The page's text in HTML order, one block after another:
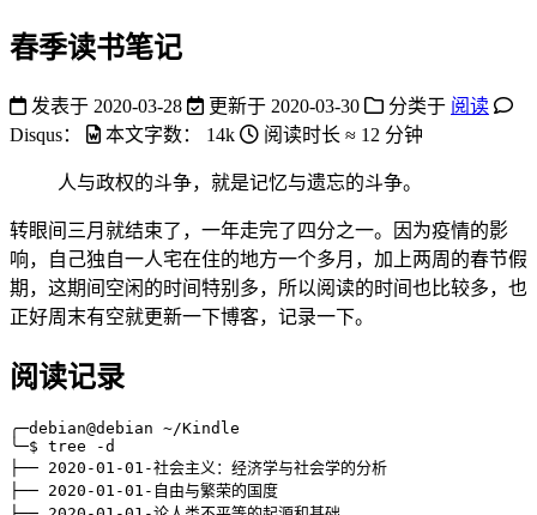
春季读书笔记
发表于 2020-03-28 更新于 2020-03-30 分类于 阅读
Disqus：
本文字数： 14k 阅读时长 ≈ 12 分钟
人与政权的斗争，就是记忆与遗忘的斗争。
转眼间三月就结束了，一年走完了四分之一。因为疫情的影
响，自己独自一人宅在住的地方一个多月，加上两周的春节假
期，这期间空闲的时间特别多，所以阅读的时间也比较多，也
正好周末有空就更新一下博客，记录一下。
阅读记录
╭─debian@debian ~/Kindle
╰─$ tree
-d
├── 2020 -01-01-社会主义：经济学与社会学的分析
├── 2020 -01-01-自由与繁荣的国度